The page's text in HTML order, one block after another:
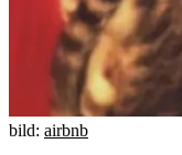
bild: airbnb